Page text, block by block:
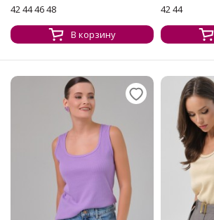
42 44 46 48
В корзину
42 44